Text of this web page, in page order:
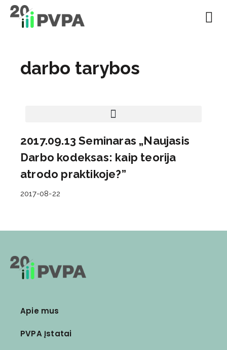
darbo tarybos
2017.09.13 Seminaras „Naujasis
Darbo kodeksas: kaip teorija
atrodo praktikoje?”
2017-08-22
Apie mus
PVPA Įstatai